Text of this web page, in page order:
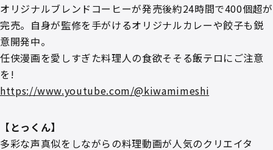
オリジナルブレンドコーヒーが発売後約24時間で400個超が
完売。自身が監修を手がけるオリジナルカレーや餃子も鋭
意開発中。
任侠漫画を愛しすぎた料理人の食欲そそる飯テロにご注意
を!
https://www.youtube.com/@kiwamimeshi
【とっくん】
多彩な声真似をしながらの料理動画が人気のクリエイタ